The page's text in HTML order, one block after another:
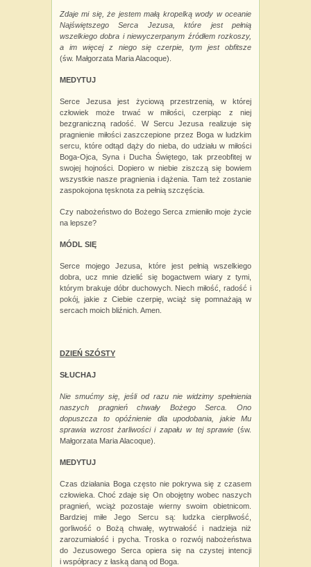
Zdaje mi się, że jestem małą kropelką wody w oceanie
Najświętszego Serca Jezusa, które jest pełnią
wszelkiego dobra i niewyczerpanym źródłem rozkoszy,
a im więcej z niego się czerpie, tym jest obfitsze
(św. Małgorzata Maria Alacoque).
MEDYTUJ
Serce Jezusa jest życiową przestrzenią, w której
człowiek może trwać w miłości, czerpiąc z niej
bezgraniczną radość. W Sercu Jezusa realizuje się
pragnienie miłości zaszczepione przez Boga w ludzkim
sercu, które odtąd dąży do nieba, do udziału w miłości
Boga-Ojca, Syna i
Ducha Świętego, tak przeobfitej w
swojej hojności. Dopiero w niebie ziszczą się bowiem
wszystkie nasze pragnienia i dążenia. Tam też zostanie
zaspokojona tęsknota za pełnią szczęścia.
Czy nabożeństwo do Bożego Serca zmieniło moje życie
na lepsze?
MÓDL SIĘ
Serce mojego Jezusa, które jest pełnią wszelkiego
dobra, ucz mnie dzielić się bogactwem wiary z tymi,
którym brakuje dóbr duchowych. Niech miłość, radość i
pokój, jakie z Ciebie czerpię, wciąż się pomnażają w
sercach moich bliźnich. Amen.
DZIEŃ SZÓSTY
SŁUCHAJ
Nie smućmy się, jeśli od razu nie widzimy spełnienia
naszych pragnień chwały Bożego Serca. Ono
dopuszcza to opóźnienie dla upodobania, jakie Mu
sprawia wzrost żarliwości i zapału w tej sprawie (św.
Małgorzata Maria Alacoque).
MEDYTUJ
Czas działania Boga często nie pokrywa się z czasem
człowieka. Choć zdaje się On obojętny wobec naszych
pragnień, wciąż pozostaje wierny swoim obietnicom.
Bardziej miłe Jego Sercu są: ludzka cierpliwość,
gorliwość o Bożą chwałę, wytrwałość i
nadzieja niż
zarozumiałość i pycha. Troska o rozwój nabożeństwa
do Jezusowego Serca opiera się na czystej intencji
i współpracy z łaską daną od Boga.